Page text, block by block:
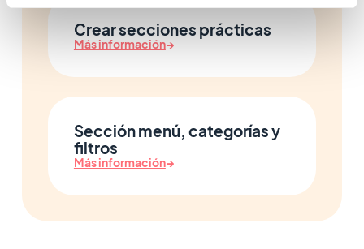
Crear secciones prácticas
Más información→
Sección menú, categorías y
filtros
Más información→